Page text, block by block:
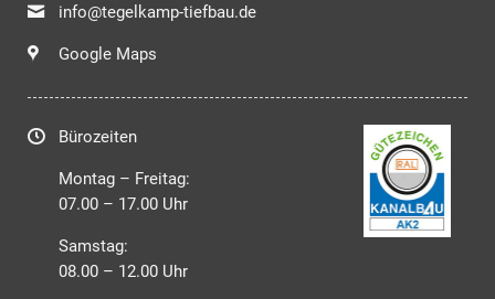
info@tegelkamp-tiefbau.de
Google Maps
Bürozeiten
Montag – Freitag:
07.00 – 17.00 Uhr
Samstag:
08.00 – 12.00 Uhr